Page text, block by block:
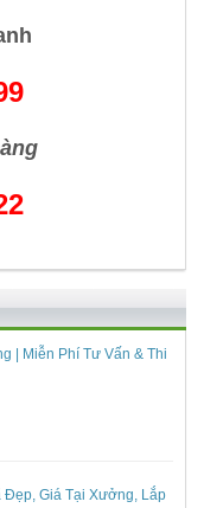
| Miễn Phí Tư Vấn & Thi
Đẹp, Giá Tại Xưởng, Lắp